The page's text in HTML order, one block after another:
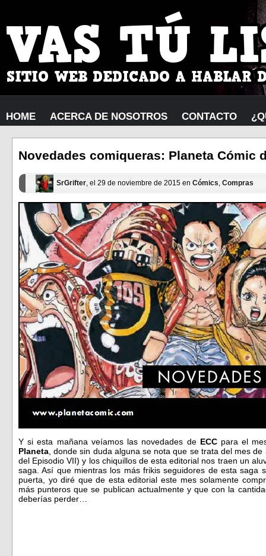
HOME ACERCA DE NOSOTROS CONTACTO
Novedades comiqueras: Planeta Cómic
SrGrifter, el 29 de noviembre de 2015 en Cómics, Compras
Y si esta mañana veíamos las novedades de ECCpara el
Planeta , donde sin duda alguna se nota que se trata del mes de
del Episodio VII) y los chiquillos de esta editorial nos traen un
saga. Así que mientras los más frikis seguidores de esta saga
puerta, yo diré que de esta editorial este mes solamente
más punteros que se publican actualmente y que con la
deberías perder…